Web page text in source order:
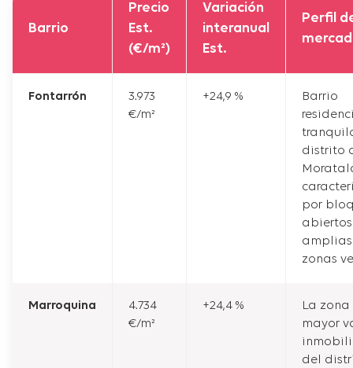
Barrio
Precio
Est.
(€/m²)
Variación
interanual
Est.
Perfil
Fontarrón
3.973
€/m²
+24,9 %
Barrio
distrito
por
amplias
zonas
Marroquina
4.734
€/m²
+24,4 %
La zona
mayor
del